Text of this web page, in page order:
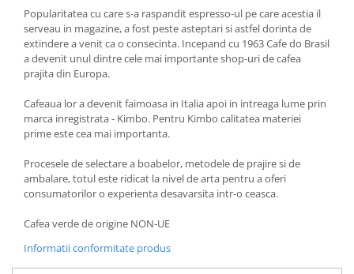
Popularitatea cu care s-a raspandit espresso-ul pe care acestia il
serveau in magazine, a fost peste asteptari si astfel dorinta de
extindere a venit ca o consecinta. Incepand cu 1963 Cafe do Brasil
a devenit unul dintre cele mai importante shop-uri de cafea
prajita din Europa.
Cafeaua lor a devenit faimoasa in Italia apoi in intreaga lume prin
marca inregistrata - Kimbo. Pentru Kimbo calitatea materiei
prime este cea mai importanta.
Procesele de selectare a boabelor, metodele de prajire si de
ambalare, totul este ridicat la nivel de arta pentru a oferi
consumatorilor o experienta desavarsita intr-o ceasca.
Cafea verde de origine NON-UE
Informatii conformitate produs